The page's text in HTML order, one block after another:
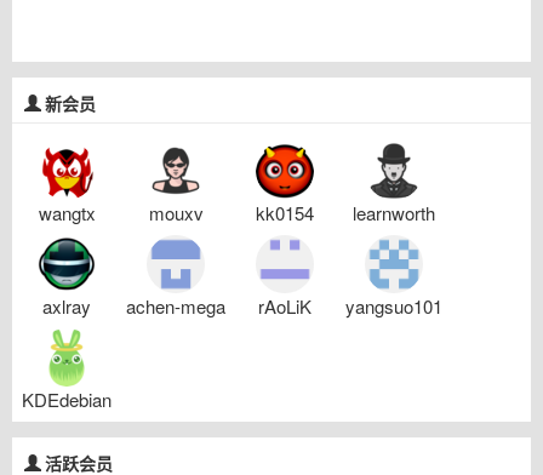
新会员
wangtx mouxv kk0154 learnworth
axlray achen-mega rAoLiK yangsuo101
KDEdebian
活跃会员